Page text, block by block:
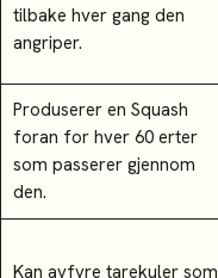
tilbake hver gang den
angriper.
Produserer en Squash
foran for hver 60 erter
som passerer gjennom
den.
Kan avfyre tarekuler som